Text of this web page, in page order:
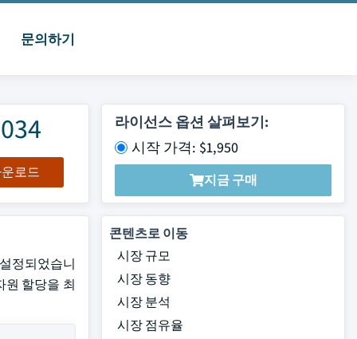
문의하기
운로드
라이선스 옵션 살펴보기:
시작 가격: $1,950
지금 구매
정되었습니
원 할당을 최
콘텐츠로 이동
시장 규모
시장 동향
시장 분석
시장 점유율